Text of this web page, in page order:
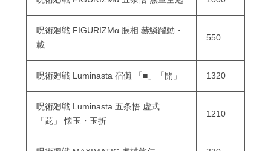
呪術廻戦 FIGURIZMα 脹相 赫鱗躍動・
載
550
呪術廻戦 Luminasta 宿儺 「■」「開」 1320
呪術廻戦 Luminasta 五条悟 虚式
「茈」 懐玉・玉折
1210